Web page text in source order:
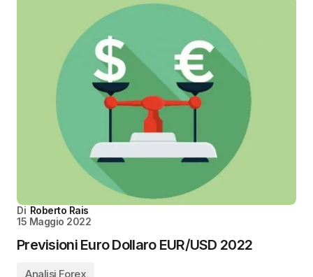
Di Roberto Rais
15 Maggio 2022
Previsioni Euro Dollaro EUR/USD 2022
Analisi Forex